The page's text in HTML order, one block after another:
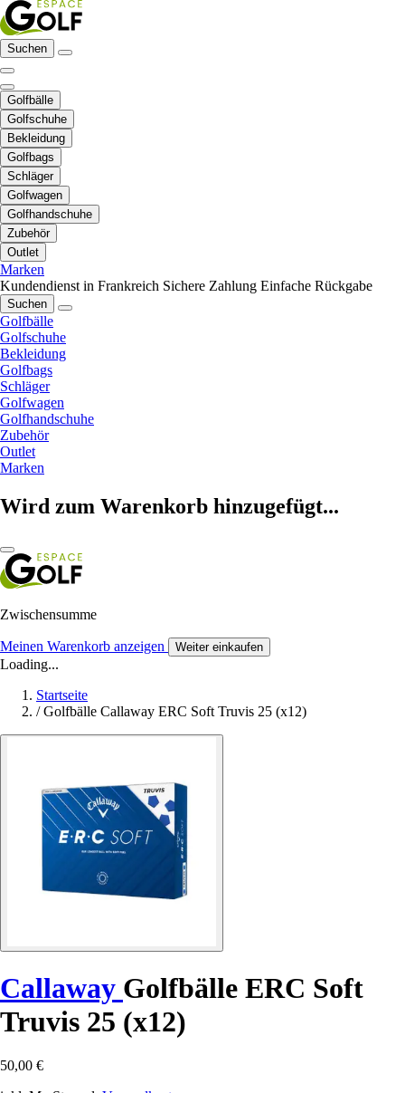
Suchen
Golfbälle
Golfschuhe
Bekleidung
Golfbags
Schläger
Golfwagen
Golfhandschuhe
Zubehör
Outlet
Marken
Kundendienst in Frankreich Sichere Zahlung Einfache Rückgabe
Suchen
Golfbälle
Golfschuhe
Bekleidung
Golfbags
Schläger
Golfwagen
Golfhandschuhe
Zubehör
Outlet
Marken
Wird zum Warenkorb hinzugefügt...
Zwischensumme
Meinen Warenkorb anzeigen Weiter einkaufen
Loading...
Startseite
/ Golfbälle Callaway ERC Soft Truvis 25 (x12)
Callaway Golfbälle ERC Soft
Truvis 25 (x12)
50,00 €